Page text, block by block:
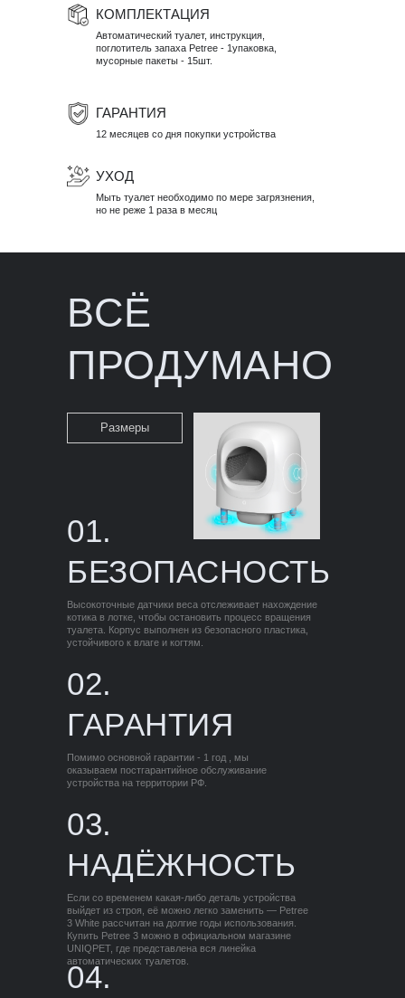
Автоматический туалет, инструкция,
поглотитель запаха Petree - 1упаковка,
мусорные пакеты - 15шт.
КОМПЛЕКТАЦИЯ
12 месяцев со дня покупки устройства
ГАРАНТИЯ
Мыть туалет необходимо по мере загрязнения,
но не реже 1 раза в месяц
УХОД
04.
03.
НАДЁЖНОСТЬ
Если со временем какая-либо деталь устройства
выйдет из строя, её можно легко заменить — Petree
3 White рассчитан на долгие годы использования.
Купить Petree 3 можно в официальном магазине
UNIQPET, где представлена вся линейка
автоматических туалетов.
Помимо основной гарантии - 1 год , мы
оказываем постгарантийное обслуживание
устройства на территории РФ.
02.
ГАРАНТИЯ
Высокоточные датчики веса отслеживает нахождение
котика в лотке, чтобы остановить процесс вращения
туалета. Корпус выполнен из безопасного пластика,
устойчивого к влаге и когтям.
01.
БЕЗОПАСНОСТЬ
ВСЁ
ПРОДУМАНО
Размеры